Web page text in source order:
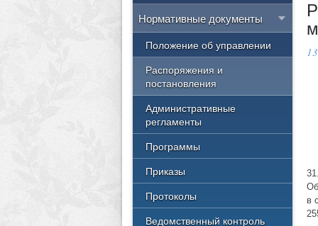
в
Нормативные правовые акты
РФ
Приказы Министерства
культуры России
Приказы Министерства
культуры Челябинской области
Приказы Управления культуры
Результаты
Нормативные документы
Положение об управлении
Распоряжения и
постановления
Административные
регламенты
Программы
Приказы
Протоколы
Ведомственный контроль